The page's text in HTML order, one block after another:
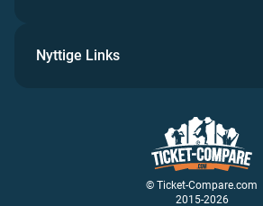
© Ticket-Compare.com
2015-2026
Nyttige Links